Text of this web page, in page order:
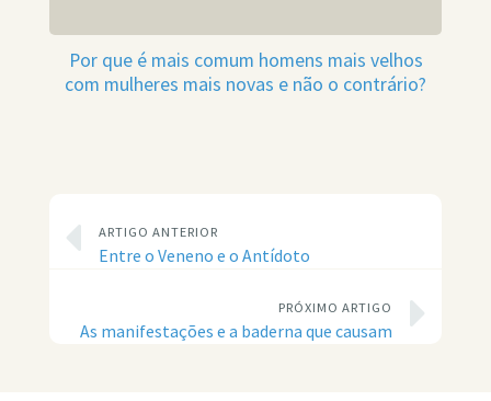
Por que é mais comum homens mais velhos
com mulheres mais novas e não o contrário?
ARTIGO ANTERIOR
Entre o Veneno e o Antídoto
PRÓXIMO ARTIGO
As manifestações e a baderna que causam